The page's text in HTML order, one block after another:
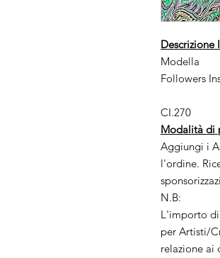
Descrizione
Modella
Followers
CI.270
Modalità di
Aggiungi i
l'ordine.
N.B:
L'importo di
per Artisti/
relazione ai